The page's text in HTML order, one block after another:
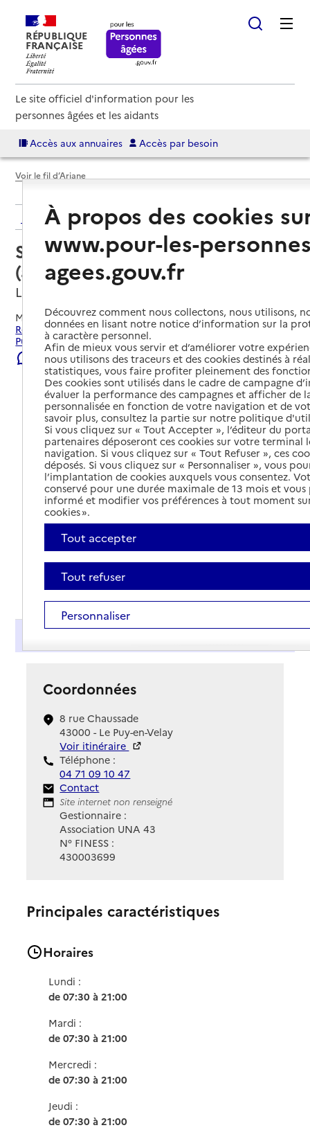
RÉPUBLIQUE
FRANÇAISE
Le site officiel d'information pour les
personnes âgées et les aidants
Accès aux annuaires Accès par besoin
Voir le fil d’Ariane
Retour aux résultats de l'annuaire
Service autonomie à domicile
(aide) – UNA 43
Le Puy-en-Velay, HAUTE-LOIRE
Mis à jour le04/08/2026
Rechercher les établissements et services autour de Le
Puy-en-Velay.
Signaler une erreur
Coordonnées
8 rue Chaussade
43000 - Le Puy-en-Velay
Voir itinéraire
Téléphone :
04 71 09 10 47
Contact
Contact
Site Internet
Site internet non renseigné
Gestionnaire :
Association UNA 43
N° FINESS :
430003699
Principales caractéristiques
Horaires
Lundi :
de 07:30 à 21:00
Mardi :
de 07:30 à 21:00
Mercredi :
de 07:30 à 21:00
Jeudi :
de 07:30 à 21:00
À propos des cookies
www.pour-les-
agees.gouv.fr
Découvrez comment nous collectons, nous utilisons,
données en lisant notre notice d’information sur la
à caractère personnel.
Afin de mieux vous servir et d’améliorer votre
nous utilisons des traceurs et des cookies destinés à
statistiques, vous faire profiter pleinement des
Des cookies sont utilisés dans le cadre de campagne
évaluer la performance des campagnes et afficher de
personnalisée en fonction de votre navigation et de
savoir plus, consultez la partie sur notre politique
Si vous cliquez sur « Tout Accepter », l’éditeur du
partenaires déposeront ces cookies sur votre terminal
navigation. Si vous cliquez sur « Tout Refuser », ces
déposés. Si vous cliquez sur « Personnaliser », vous
l’implantation de cookies auxquels vous consentez.
conservé pour une durée maximale de 13 mois et
informé et modifier vos préférences à tout moment
cookies ».
Tout accepter
Tout refuser
Personnaliser